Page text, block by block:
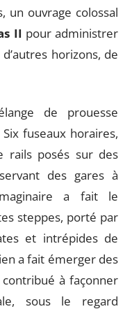
un ouvrage colossal
II pour administrer
horizons, de
de prouesse
fuseaux horaires,
rails posés sur des
des gares à
a fait le
steppes, porté par
et intrépides de
a fait émerger des
contribué à façonner
sous le regard